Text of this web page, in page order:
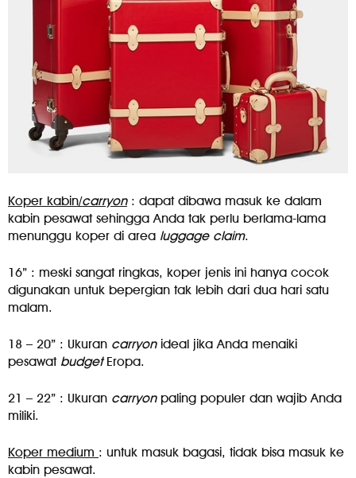
Koper kabin/carryon: dapat dibawa masuk ke dalam
kabin pesawat sehingga Anda tak perlu berlama-lama
menunggu koper di area luggage claim.
16” : meski sangat ringkas, koper jenis ini hanya cocok
digunakan untuk bepergian tak lebih dari dua hari satu
malam.
18 – 20” : Ukuran carryonideal jika Anda menaiki
pesawat budgetEropa.
21 – 22” : Ukuran carryonpaling populer dan wajib Anda
miliki.
Koper medium : untuk masuk bagasi, tidak bisa masuk ke
kabin pesawat.